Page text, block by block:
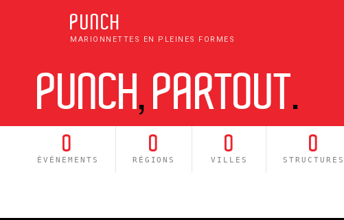
PUNCH
MARIONNETTES EN PLEINES FORMES
PUNCH,PARTOUT.
0
ÉVÉNEMENTS
0
RÉGIONS
0
VILLES
0
STRUCTURES